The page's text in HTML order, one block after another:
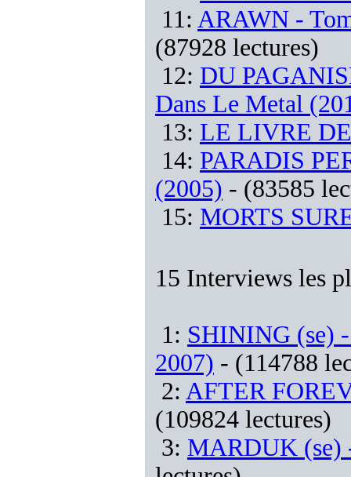
11: ARAWN -
(87928 lectures)
12: DU
Dans Le Metal
13: LE LIVRE
14: PARADIS
(2005) - (83585
15: MORTS
15 Interviews les
1: SHINING (se)
2007) - (114788
2: AFTER
(109824 lectures)
3: MARDUK (se)